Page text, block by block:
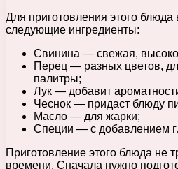
Для приготовления этого блюда
следующие ингредиенты:
Свинина — свежая,
Перец — разных цветов,
палитры;
Лук — добавит
Чеснок — придаст блюду
Масло — для жарки;
Специи — с добавлением
Приготовление этого блюда не
времени. Сначала нужно